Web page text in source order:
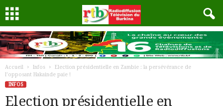
Accueil Infos
Election présidentielle en Zambie : la persévérance de
l’opposant Hakainde paie !
INFOS
Election présidentielle en